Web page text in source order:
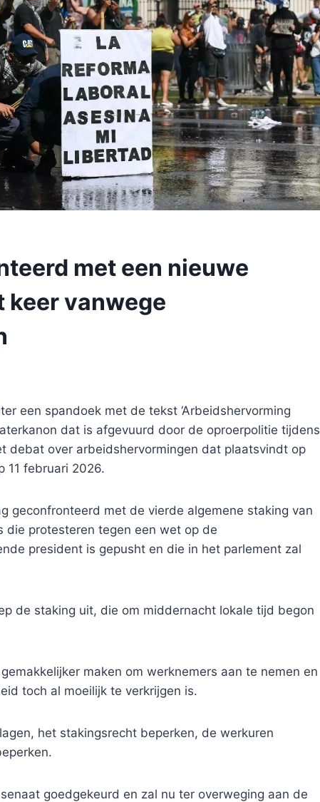
met een nieuwe
keer vanwege
een spandoek met de tekst ‘Arbeidshervorming
dat is afgevuurd door de oproerpolitie tijdens
debat over arbeidshervormingen dat plaatsvindt op
11 februari 2026.
geconfronteerd met de vierde algemene staking van
protesteren tegen een wet op de
president is gepusht en die in het parlement zal
de staking uit, die om middernacht lokale tijd begon
maken om werknemers aan te nemen en
toch al moeilijk te verkrijgen is.
het stakingsrecht beperken, de werkuren
goedgekeurd en zal nu ter overweging aan de